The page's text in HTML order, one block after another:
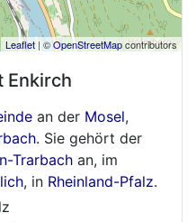
Leaflet | ©OpenStreetMapcontributors
Enkirch
an der Mosel,
. Sie gehört der
Trarbach an, im
, in Rheinland-Pfalz.